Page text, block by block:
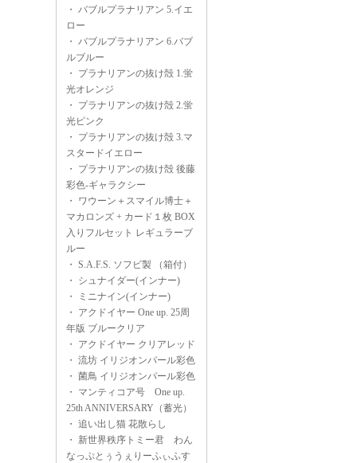
・ バブルプラナリアン 5.イエ
ロー
・ バブルプラナリアン 6.バブ
ルブルー
・ プラナリアンの抜け殻 1.蛍
光オレンジ
・ プラナリアンの抜け殻 2.蛍
光ピンク
・ プラナリアンの抜け殻 3.マ
スタードイエロー
・ プラナリアンの抜け殻 後藤
彩色-ギャラクシー
・ ワウーン＋スマイル博士＋
マカロンズ + カード１枚 BOX
入りフルセット レギュラーブ
ルー
・ S.A.F.S. ソフビ製 （箱付）
・ シュナイダー(インナー)
・
ミニナイン(インナー)
・ アクドイヤー One up. 25周
年版 ブルークリア
・ アクドイヤー クリアレッド
・ 流坊 イリジオンパール彩色
・ 菌鳥 イリジオンパール彩色
・ マンティコア号 One up.
25th ANNIVERSARY（蓄光）
・ 追い出し猫 花散らし
・ 新世界秩序トミー君 わん
なっぷとぅうぇりーふぃふす